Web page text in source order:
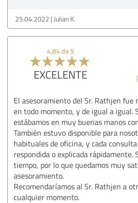
25.04.2022 Julian K.
4,84 de 5
EXCELENTE
El asesoramiento del Sr. Rathjen fue
en todo momento, y de igual a igual.
estábamos en muy buenas manos
También estuvo disponible para
habituales de oficina, y cada
respondida o explicada rápidamente.
tiempo, por lo que quedamos muy
asesoramiento.
Recomendaríamos al Sr. Rathjen a
cualquier momento.